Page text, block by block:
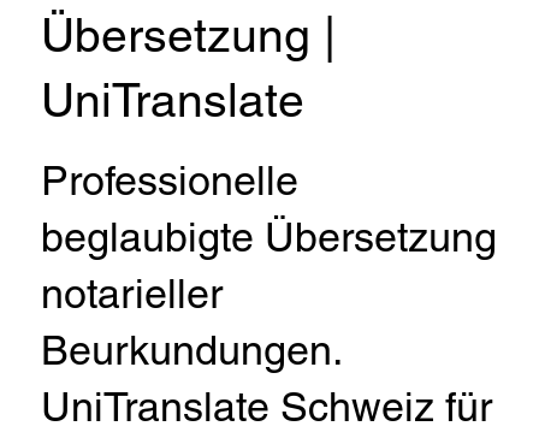
Übersetzung |
UniTranslate
Professionelle
beglaubigte Übersetzung
notarieller
Beurkundungen.
UniTranslate Schweiz für